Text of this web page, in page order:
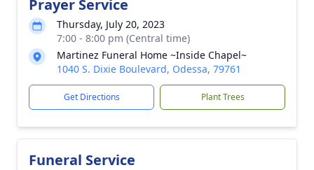
Prayer Service
Thursday, July 20, 2023
7:00 - 8:00 pm (Central time)
Martinez Funeral Home ~Inside Chapel~
1040 S. Dixie Boulevard, Odessa, 79761
Get Directions Plant Trees
Funeral Service